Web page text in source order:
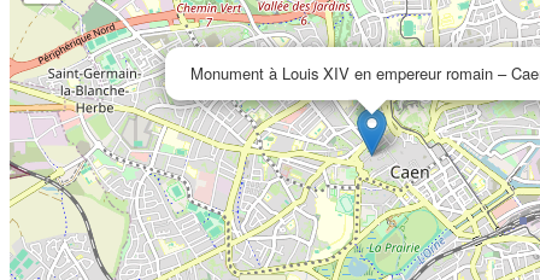
Monument à Louis XIV en empereur romain –